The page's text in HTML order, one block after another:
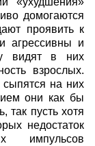
домогаются
проявить к
агрессивны и
видят в них
взрослых.
на них
они как бы
так пусть хотя
недостаток
импульсов